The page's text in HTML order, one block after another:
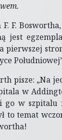
F.
jest
pisze: „Na
w
go w
to temat